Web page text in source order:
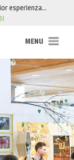
esperienza…